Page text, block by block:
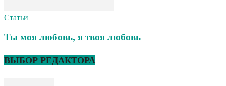
Статьи
Ты моя любовь, я твоя любовь
ВЫБОР РЕДАКТОРА